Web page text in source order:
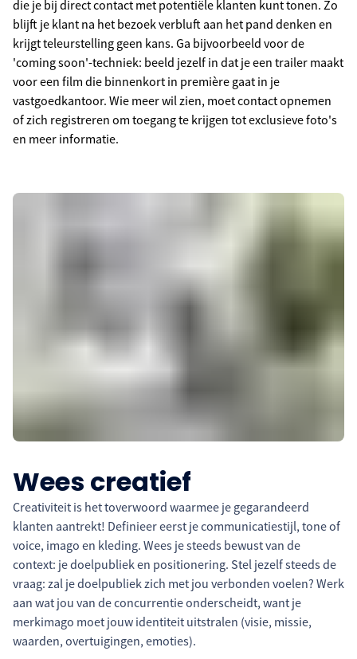
die je bij direct contact met potentiële klanten kunt tonen. Zo
blijft je klant na het bezoek verbluft aan het pand denken en
krijgt teleurstelling geen kans. Ga bijvoorbeeld voor de
'coming soon'-techniek: beeld jezelf in dat je een trailer maakt
voor een film die binnenkort in première gaat in je
vastgoedkantoor. Wie meer wil zien, moet contact opnemen
of zich registreren om toegang te krijgen tot exclusieve foto's
en meer informatie.
Wees creatief
Creativiteit is het toverwoord waarmee je gegarandeerd
klanten aantrekt! Definieer eerst je communicatiestijl, tone of
voice, imago en kleding. Wees je steeds bewust van de
context: je doelpubliek en positionering. Stel jezelf steeds de
vraag: zal je doelpubliek zich met jou verbonden voelen? Werk
aan wat jou van de concurrentie onderscheidt, want je
merkimago moet jouw identiteit uitstralen (visie, missie,
waarden, overtuigingen, emoties).